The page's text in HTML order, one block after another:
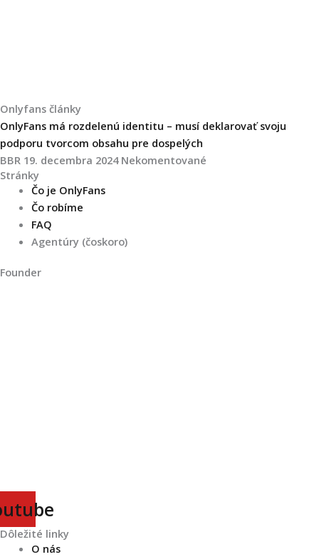
Onlyfans články
OnlyFans má rozdelenú identitu – musí deklarovať svoju
podporu tvorcom obsahu pre dospelých
BBR 19. decembra 2024 Nekomentované
Stránky
Čo je OnlyFans
Čo robíme
FAQ
Agentúry (čoskoro)
Founder
Dôležité linky
O nás